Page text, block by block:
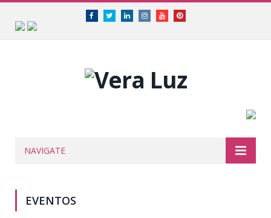
FacebookTwitterLinkedinInstagramYoutubePinterest
NAVIGATE
EVENTOS